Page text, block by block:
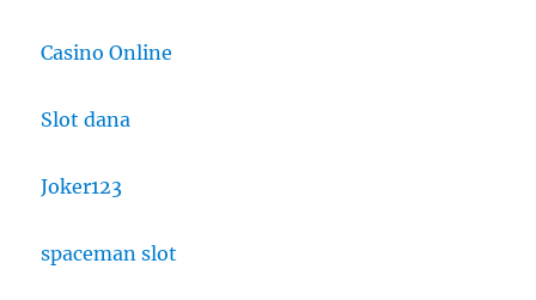
Casino Online
Slot dana
Joker123
spaceman slot